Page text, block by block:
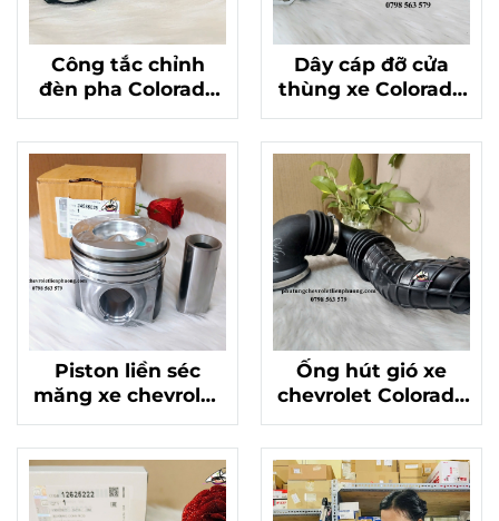
Công tắc chỉnh
đèn pha Colorado
Traiblazer chính
hãng Mã 52123937
Dây cáp đỡ cửa
thùng xe Colorado
chính hãng GM
52089177
Piston liền séc
măng xe chevrolet
colorado máy 2.8
chính hãng mã
24585028
Ống hút gió xe
chevrolet Colorado
hàng chuẩn xịn Mã
52086620